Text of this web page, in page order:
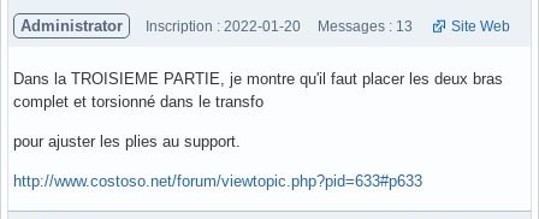
Administrator Inscription : 2022-01-20 Messages : 13 Site Web
Dans la TROISIEME PARTIE, je montre qu'il faut placer les deux bras
complet et torsionné dans le transfo
pour ajuster les plies au support.
http://www.costoso.net/forum/viewtopic.php?pid=633#p633